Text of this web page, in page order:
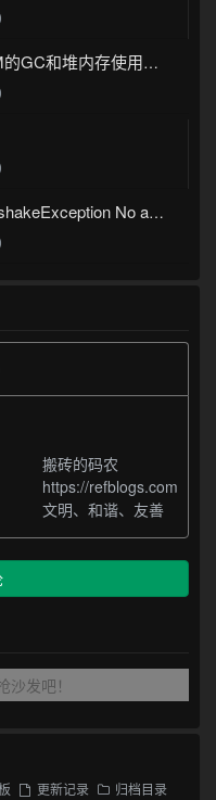
Linux查看某个服务JVM的GC和堆内存使用情况
javax.net.ssl.SSLHandshakeException No appropriate protocol (protocol is disabled or cipher suites are inappropriate)错误
搬砖的码农
https://refblogs.com
文明、和谐、友善
发吧！
更新记录
归档目录